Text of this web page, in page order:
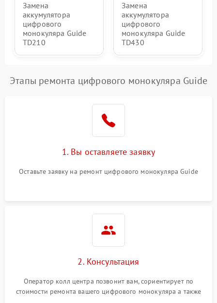
Замена
аккумулятора
цифрового
монокуляра Guide
TD210
Замена
аккумулятора
цифрового
монокуляра Guide
TD430
Этапы ремонта цифрового монокуляра Guide
1. Вы оставляете заявку
Оставьте заявку на ремонт цифрового монокуляра Guide
2. Консультация
Оператор колл центра позвонит вам, сориентирует по
стоимости ремонта вашего цифрового монокуляра а также